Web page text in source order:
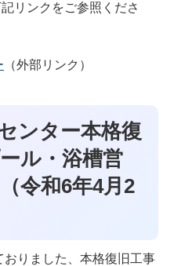
リンクをご参照くださ
（外部リンク）
ンター本格復
ル・浴槽営
令和6年4月2
りました、本格復旧工事